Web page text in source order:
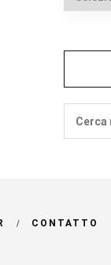
CONTATTO